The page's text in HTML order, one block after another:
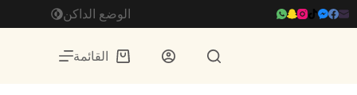
التجاوز
إلى
الوضع الداكن
عربةالقائمة